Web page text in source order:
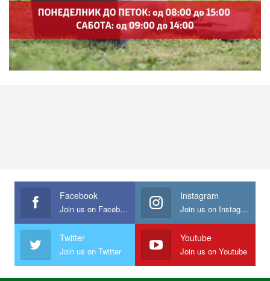
Facebook
Join us on Facebook
Instagram
Join us on Instagram
Twitter
Join us on Twitter
Youtube
Join us on Youtube